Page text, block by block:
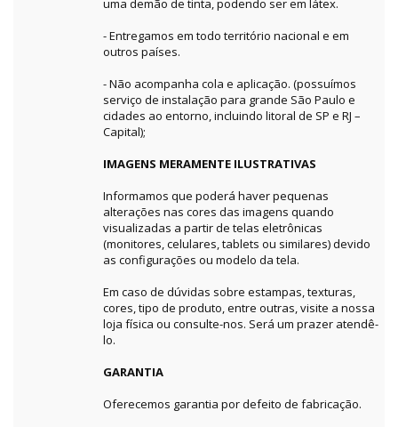
uma demão de tinta, podendo ser em látex.
- Entregamos em todo território nacional e em
outros países.
- Não acompanha cola e aplicação. (possuímos
serviço de instalação para grande São Paulo e
cidades ao entorno, incluindo litoral de SP e RJ –
Capital);
IMAGENS MERAMENTE ILUSTRATIVAS
Informamos que poderá haver pequenas
alterações nas cores das imagens quando
visualizadas a partir de telas eletrônicas
(monitores, celulares, tablets ou similares) devido
as configurações ou modelo da tela.
Em caso de dúvidas sobre estampas, texturas,
cores, tipo de produto, entre outras, visite a nossa
loja física ou consulte-nos. Será um prazer atendê-
lo.
GARANTIA
Oferecemos garantia por defeito de fabricação.